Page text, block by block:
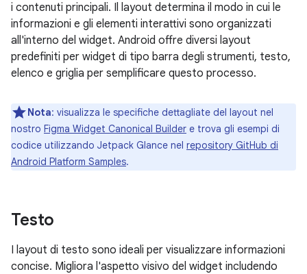
i contenuti principali. Il layout determina il modo in cui le
informazioni e gli elementi interattivi sono organizzati
all'interno del widget. Android offre diversi layout
predefiniti per widget di tipo barra degli strumenti, testo,
elenco e griglia per semplificare questo processo.
Nota: visualizza le specifiche dettagliate del layout nel
nostro Figma Widget Canonical Builder e trova gli esempi di
codice utilizzando Jetpack Glance nel repository GitHub di
Android Platform Samples.
Testo
I layout di testo sono ideali per visualizzare informazioni
concise. Migliora l'aspetto visivo del widget includendo